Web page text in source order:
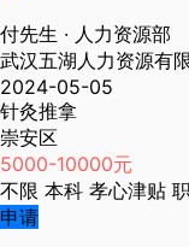
付先生 · 人力资源部
武汉五湖人力资源有
2024-05-05
针灸推拿
崇安区
5000-10000元
不限 本科 孝心津贴
申请